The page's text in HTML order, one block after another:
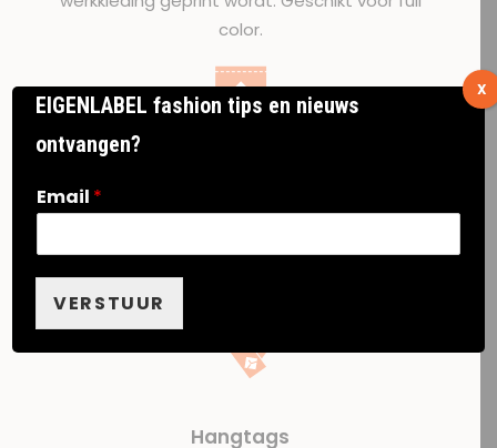
color.
Om je bedrukte werkkleding uniek te maken, kun
Hangtags
EIGENLABEL fashion tips en nieuws
ontvangen?
Email *
VERSTUUR
X